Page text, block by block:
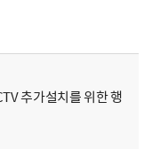
추가설치를 위한 행